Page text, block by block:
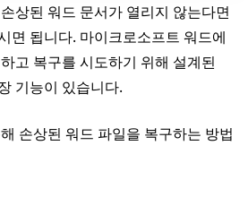
상된 워드 문서가 열리지 않는다면
면 됩니다. 마이크로소프트 워드에
고 복구를 시도하기 위해 설계된
기능이 있습니다.
손상된 워드 파일을 복구하는 방법